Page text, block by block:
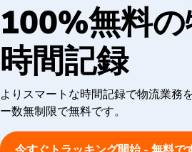
100%無料
時間記録
よりスマートな時間記録で物流業務
ー数無制限で無料です。